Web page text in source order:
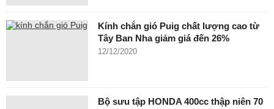
Kính chắn gió Puig chất lượng cao từ
Tây Ban Nha giảm giá đến 26%
12/12/2020
Bộ sưu tập HONDA 400cc thập niên 70